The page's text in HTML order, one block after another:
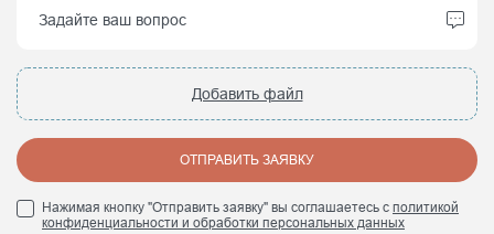
Добавить файл
ОТПРАВИТЬ ЗАЯВКУ
Нажимая кнопку "Отправить заявку" вы соглашаетесь с политикой
конфиденциальности и обработки персональных данных